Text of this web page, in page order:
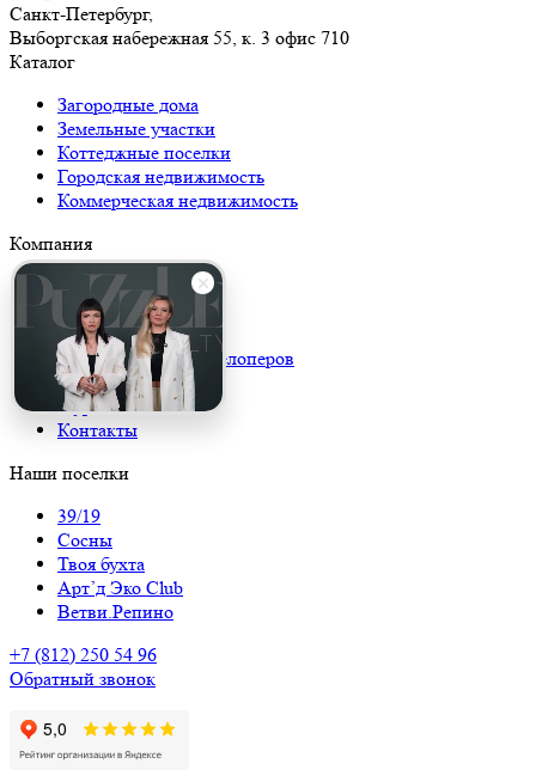
Санкт-Петербург,
Выборгская набережная 55, к. 3 офис 710
Каталог
Загородные дома
Земельные участки
Коттеджные поселки
Городская недвижимость
Коммерческая недвижимость
Компания
О компании
Каталог
Новости
Консалтинг для девелоперов
Карьера
Журналы
Контакты
Наши поселки
39/19
Сосны
Твоя бухта
Арт’д Эко Club
Ветви.Репино
+7 (812) 250 54 96
Обратный звонок